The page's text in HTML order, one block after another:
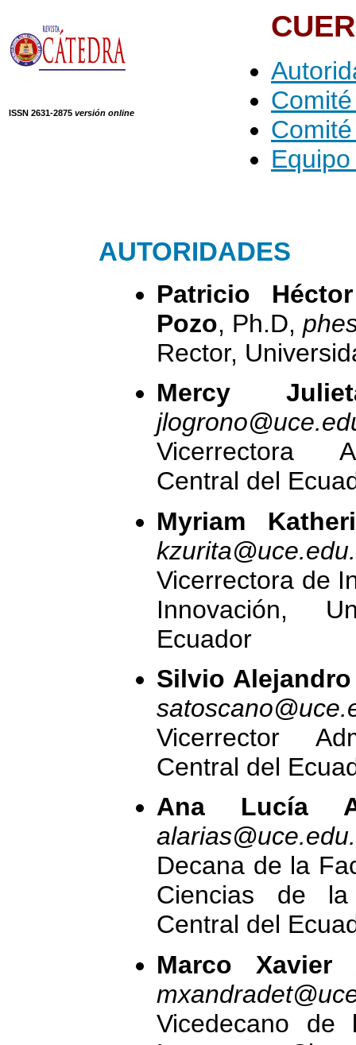
ISSN 2631-2875 versión online
AUTORIDADES
Patricio
Pozo, Ph.D,
Rector,
Mercy
Vicerrectora
Central del
Myriam
Vicerrectora de
Innovación,
Ecuador
Silvio
Vicerrector
Central del
Ana Lucía
Decana de la
Ciencias de la
Central del
Marco Xavier
Vicedecano de